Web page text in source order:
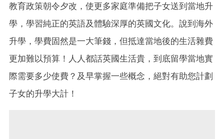
教育政策朝令夕改，使更多家庭準備把子女送到當地升
學，學習純正的英語及體驗深厚的英國文化。說到海外
升學，學費固然是一大筆錢，但抵達當地後的生活雜費
更加難以預算！人人都話英國生活貴，到底留學當地實
際需要多少使費？及早掌握一些概念，絕對有助您計劃
子女的升學大計！